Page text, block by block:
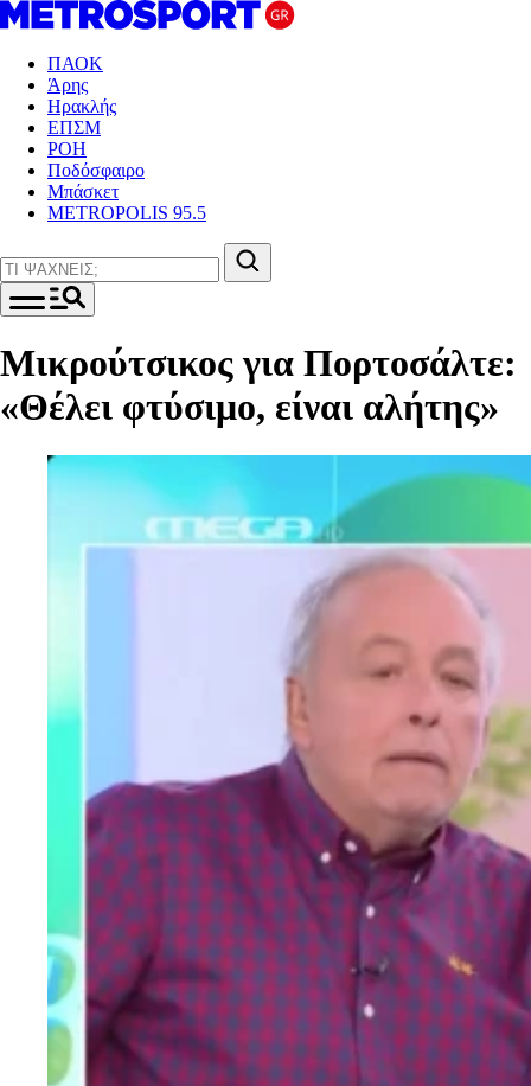
ΠΑΟΚ
Άρης
Ηρακλής
ΕΠΣΜ
ΡΟΗ
Ποδόσφαιρο
Μπάσκετ
METROPOLIS 95.5
Μικρούτσικος για Πορτοσάλτε:
«Θέλει φτύσιμο, είναι αλήτης»